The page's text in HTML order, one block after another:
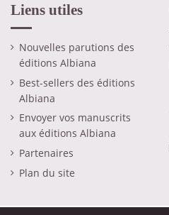
Liens utiles
Nouvelles parutions des
éditions Albiana
Best-sellers des éditions
Albiana
Envoyer vos manuscrits
aux éditions Albiana
Partenaires
Plan du site